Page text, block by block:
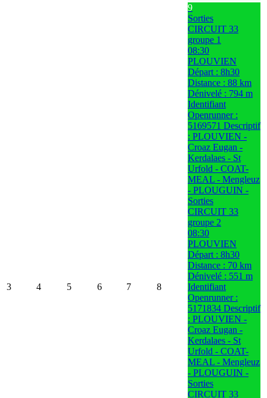
3 4 5 6 7 8
9
Sorties
CIRCUIT 33
groupe 1
08:30
PLOUVIEN
Départ : 8h30
Distance : 88 km
Dénivelé : 794 m
Identifiant
Openrunner :
5169571 Descriptif
: PLOUVIEN -
Croaz Eugan -
Kerdalaes - St
Urfold - COAT-
MEAL - Mengleuz
- PLOUGUIN -
Sorties
CIRCUIT 33
groupe 2
08:30
PLOUVIEN
Départ : 8h30
Distance : 70 km
Dénivelé : 551 m
Identifiant
Openrunner :
5171834 Descriptif
: PLOUVIEN -
Croaz Eugan -
Kerdalaes - St
Urfold - COAT-
MEAL - Mengleuz
- PLOUGUIN -
Sorties
CIRCUIT 33